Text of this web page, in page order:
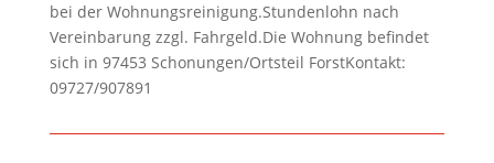
bei der Wohnungsreinigung.Stundenlohn nach
Vereinbarung zzgl. Fahrgeld.Die Wohnung befindet
sich in 97453 Schonungen/Ortsteil ForstKontakt:
09727/907891